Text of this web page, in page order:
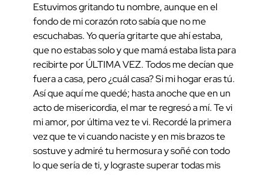
Estuvimos gritando tu nombre, aunque en el
fondo de mi corazón roto sabía que no me
escuchabas. Yo quería gritarte que ahí estaba,
que no estabas solo y que mamá estaba lista para
recibirte por ÚLTIMA VEZ. Todos me decían que
fuera a casa, pero ¿cuál casa? Si mi hogar eras tú.
Así que aquí me quedé; hasta anoche que en un
acto de misericordia, el mar te regresó a mí. Te vi
mi amor, por última vez te vi. Recordé la primera
vez que te vi cuando naciste y en mis brazos te
sostuve y admiré tu hermosura y soñé con todo
lo que sería de ti, y lograste superar todas mis